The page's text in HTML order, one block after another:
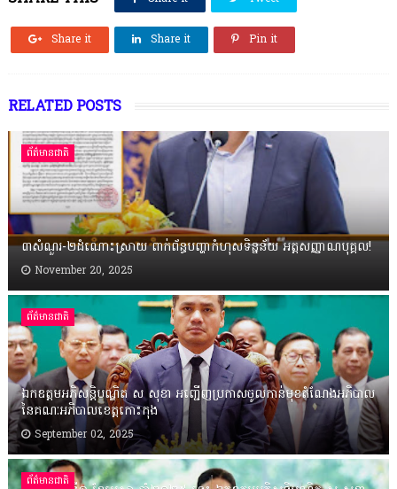
Share it Share it Pin it
RELATED POSTS
ព័ត៌មានជាតិ
៣សំណួរ-២ដំណោះស្រាយ ពាក់ព័ន្ធបញ្ហាកំហុសទិន្នន័យ អត្តសញ្ញាណបុគ្គល!
November 20, 2025
ព័ត៌មានជាតិ
ឯកឧត្តមអភិសន្តិបណ្ឌិត ស សុខា អញ្ជើញប្រកាសចូលកាន់មុខតំណែងអភិបាល
នៃគណៈអភិបាលខេត្តកោះកុង
September 02, 2025
ព័ត៌មានជាតិ